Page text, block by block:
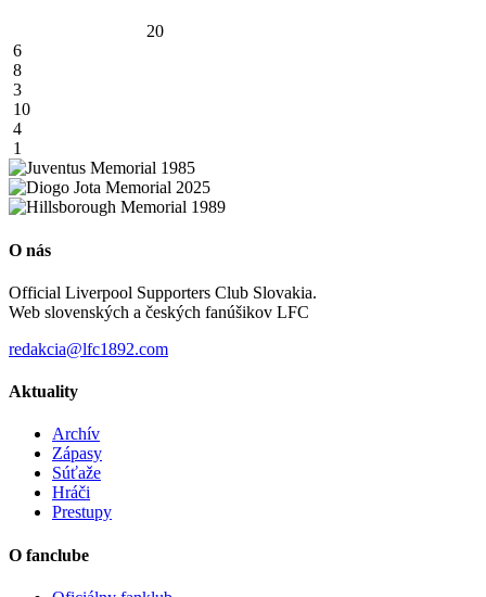
20
6
8
3
10
4
1
O nás
Official Liverpool Supporters Club Slovakia.
Web slovenských a českých fanúšikov LFC
redakcia@lfc1892.com
Aktuality
Archív
Zápasy
Súťaže
Hráči
Prestupy
O fanclube